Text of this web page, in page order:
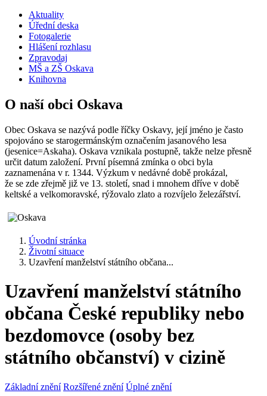
Aktuality
Úřední deska
Fotogalerie
Hlášení rozhlasu
Zpravodaj
MŠ a ZŠ Oskava
Knihovna
O naší obci Oskava
Obec Oskava se nazývá podle říčky Oskavy, její jméno je často
spojováno se starogermánským označením jasanového lesa
(jesenice=Askaha). Oskava vznikala postupně, takže nelze přesně
určit datum založení. První písemná zmínka o obci byla
zaznamenána v r. 1344. Výzkum v nedávné době prokázal,
že se zde zřejmě již ve 13. století, snad i mnohem dříve v době
keltské a velkomoravské, rýžovalo zlato a rozvíjelo železářství.
Úvodní stránka
Životní situace
Uzavření manželství státního občana...
Uzavření manželství státního
občana České republiky nebo
bezdomovce (osoby bez
státního občanství) v cizině
Základní znění Rozšířené znění Úplné znění